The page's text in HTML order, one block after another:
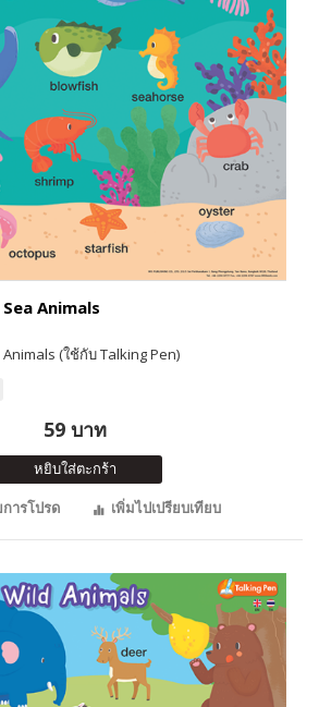
Animals
(ใช้กับ Talking Pen)
59 บาท
หยิบใส่ตะกร้า
ารโปรด
เพิ่มไปเปรียบเทียบ